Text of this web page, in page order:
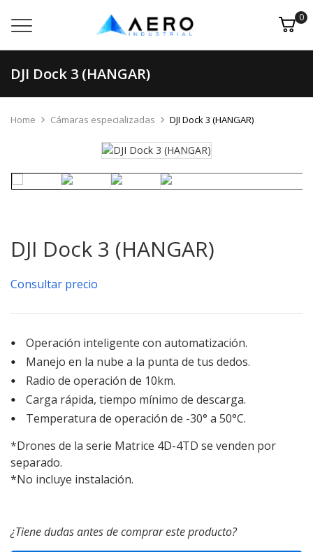
0
DJI Dock 3 (HANGAR)
Home Cámaras especializadas DJI Dock 3 (HANGAR)
DJI Dock 3 (HANGAR)
Consultar precio
Operación inteligente con automatización.
Manejo en la nube a la punta de tus dedos.
Radio de operación de 10km.
Carga rápida, tiempo mínimo de descarga.
Temperatura de operación de -30° a 50°C.
*Drones de la serie Matrice 4D-4TD se venden por
separado.
*No incluye instalación.
¿Tiene dudas antes de comprar este producto?